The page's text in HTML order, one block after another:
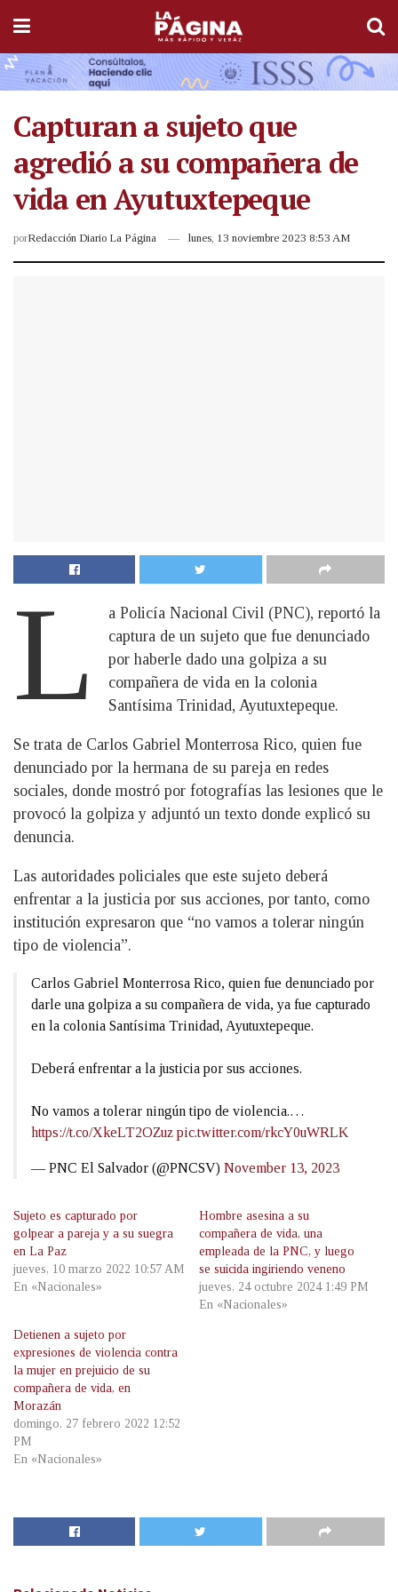
Capturan a sujeto que
agredió a su compañera de
vida en Ayutuxtepeque
porRedacción Diario La Página lunes, 13 noviembre 2023 8:53 AM
L
a Policía Nacional Civil (PNC), reportó la
captura de un sujeto que fue denunciado
por haberle dado una golpiza a su
compañera de vida en la colonia
Santísima Trinidad, Ayutuxtepeque.
Se trata de Carlos Gabriel Monterrosa Rico, quien fue
denunciado por la hermana de su pareja en redes
sociales, donde mostró por fotografías las lesiones que le
provocó la golpiza y adjuntó un texto donde explicó su
denuncia.
Las autoridades policiales que este sujeto deberá
enfrentar a la justicia por sus acciones, por tanto, como
institución expresaron que “no vamos a tolerar ningún
tipo de violencia”.
Carlos Gabriel Monterrosa Rico, quien fue denunciado por
darle una golpiza a su compañera de vida, ya fue capturado
en la colonia Santísima Trinidad, Ayutuxtepeque.
Deberá enfrentar a la justicia por sus acciones.
No vamos a tolerar ningún tipo de violencia.…
https://t.co/XkeLT2OZuz pic.twitter.com/rkcY0uWRLK
— PNC El Salvador (@PNCSV) November 13, 2023
Sujeto es capturado por
golpear a pareja y a su suegra
en La Paz
jueves, 10 marzo 2022 10:57 AM
En «Nacionales»
Hombre asesina a su
compañera de vida, una
empleada de la PNC, y luego
se suicida ingiriendo veneno
jueves, 24 octubre 2024 1:49 PM
En «Nacionales»
Detienen a sujeto por
expresiones de violencia contra
la mujer en prejuicio de su
compañera de vida, en
Morazán
domingo, 27 febrero 2022 12:52
PM
En «Nacionales»